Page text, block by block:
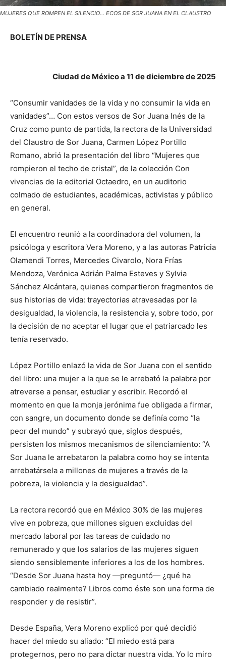
MUJERES QUE ROMPEN EL SILENCIO… ECOS DE SOR JUANA EN EL CLAUSTRO
BOLETÍN DE PRENSA
Ciudad de México a 11 de diciembre de 2025
“Consumir vanidades de la vida y no consumir la vida en
vanidades”… Con estos versos de Sor Juana Inés de la
Cruz como punto de partida, la rectora de la Universidad
del Claustro de Sor Juana, Carmen López Portillo
Romano, abrió la presentación del libro “Mujeres que
rompieron el techo de cristal”, de la colección Con
vivencias de la editorial Octaedro, en un auditorio
colmado de estudiantes, académicas, activistas y público
en general.
El encuentro reunió a la coordinadora del volumen, la
psicóloga y escritora Vera Moreno, y a las autoras Patricia
Olamendi Torres, Mercedes Civarolo, Nora Frías
Mendoza, Verónica Adrián Palma Esteves y Sylvia
Sánchez Alcántara, quienes compartieron fragmentos de
sus historias de vida: trayectorias atravesadas por la
desigualdad, la violencia, la resistencia y, sobre todo, por
la decisión de no aceptar el lugar que el patriarcado les
tenía reservado.
López Portillo enlazó la vida de Sor Juana con el sentido
del libro: una mujer a la que se le arrebató la palabra por
atreverse a pensar, estudiar y escribir. Recordó el
momento en que la monja jerónima fue obligada a firmar,
con sangre, un documento donde se definía como “la
peor del mundo” y subrayó que, siglos después,
persisten los mismos mecanismos de silenciamiento: “A
Sor Juana le arrebataron la palabra como hoy se intenta
arrebatársela a millones de mujeres a través de la
pobreza, la violencia y la desigualdad”.
La rectora recordó que en México 30% de las mujeres
vive en pobreza, que millones siguen excluidas del
mercado laboral por las tareas de cuidado no
remunerado y que los salarios de las mujeres siguen
siendo sensiblemente inferiores a los de los hombres.
“Desde Sor Juana hasta hoy —preguntó— ¿qué ha
cambiado realmente? Libros como éste son una forma de
responder y de resistir”.
Desde España, Vera Moreno explicó por qué decidió
hacer del miedo su aliado: “El miedo está para
protegernos, pero no para dictar nuestra vida. Yo lo miro